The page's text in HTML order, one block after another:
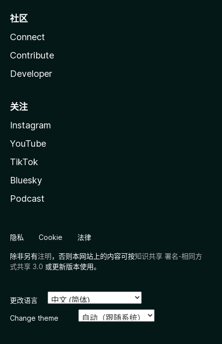
社区
Connect
Contribute
Developer
关注
Instagram
YouTube
TikTok
Bluesky
Podcast
隐私 Cookie 法律
除非另有注明，否则本网站上的内容可按知识共享 署名-相同方
式共享 3.0 或更新版本使用。
更改语言
Change theme